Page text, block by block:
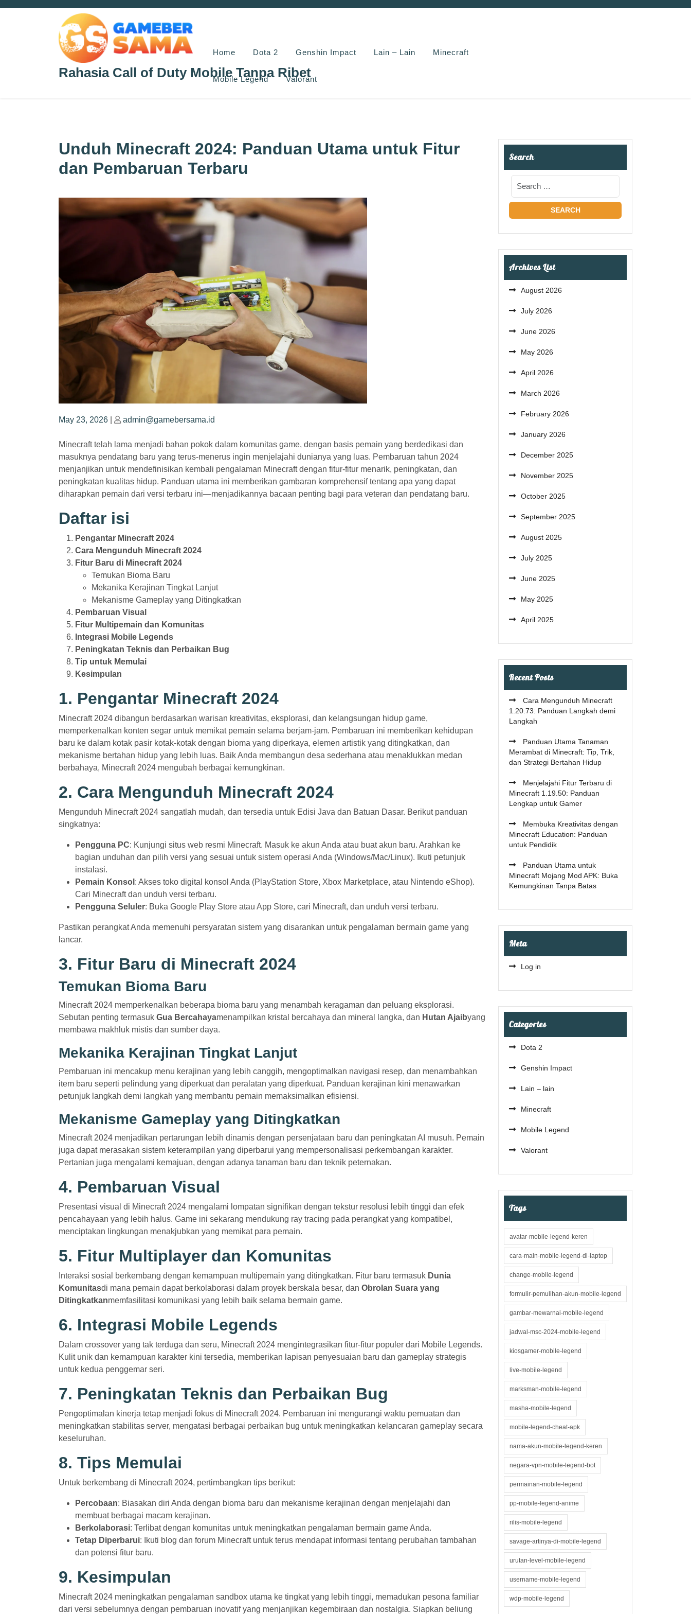
Rahasia Call of Duty Mobile Tanpa Ribet
Home Dota 2 Genshin Impact Lain – Lain Minecraft
Mobile Legend Valorant
Unduh Minecraft 2024: Panduan Utama untuk Fitur
dan Pembaruan Terbaru
Posted
May 23, 2026
Posted
admin@gamebersama.id
Minecraft telah lama menjadi bahan pokok dalam komunitas game, dengan basis pemain yang berdedikasi dan
masuknya pendatang baru yang terus-menerus ingin menjelajahi dunianya yang luas. Pembaruan tahun 2024
menjanjikan untuk mendefinisikan kembali pengalaman Minecraft dengan fitur-fitur menarik, peningkatan, dan
peningkatan kualitas hidup. Panduan utama ini memberikan gambaran komprehensif tentang apa yang dapat
diharapkan pemain dari versi terbaru ini—menjadikannya bacaan penting bagi para veteran dan pendatang baru.
Daftar isi
Pengantar Minecraft 2024
Cara Mengunduh Minecraft 2024
Fitur Baru di Minecraft 2024
Temukan Bioma Baru
Mekanika Kerajinan Tingkat Lanjut
Mekanisme Gameplay yang Ditingkatkan
Pembaruan Visual
Fitur Multipemain dan Komunitas
Integrasi Mobile Legends
Peningkatan Teknis dan Perbaikan Bug
Tip untuk Memulai
Kesimpulan
1. Pengantar Minecraft 2024
Minecraft 2024 dibangun berdasarkan warisan kreativitas, eksplorasi, dan kelangsungan hidup game,
memperkenalkan konten segar untuk memikat pemain selama berjam-jam. Pembaruan ini memberikan kehidupan
baru ke dalam kotak pasir kotak-kotak dengan bioma yang diperkaya, elemen artistik yang ditingkatkan, dan
mekanisme bertahan hidup yang lebih luas. Baik Anda membangun desa sederhana atau menaklukkan medan
berbahaya, Minecraft 2024 mengubah berbagai kemungkinan.
2. Cara Mengunduh Minecraft 2024
Mengunduh Minecraft 2024 sangatlah mudah, dan tersedia untuk Edisi Java dan Batuan Dasar. Berikut panduan
singkatnya:
Pengguna PC: Kunjungi situs web resmi Minecraft. Masuk ke akun Anda atau buat akun baru. Arahkan ke
bagian unduhan dan pilih versi yang sesuai untuk sistem operasi Anda (Windows/Mac/Linux). Ikuti petunjuk
instalasi.
Pemain Konsol : Akses toko digital konsol Anda (PlayStation Store, Xbox Marketplace, atau Nintendo eShop).
Cari Minecraft dan unduh versi terbaru.
Pengguna Seluler: Buka Google Play Store atau App Store, cari Minecraft, dan unduh versi terbaru.
Pastikan perangkat Anda memenuhi persyaratan sistem yang disarankan untuk pengalaman bermain game yang
lancar.
3. Fitur Baru di Minecraft 2024
Temukan Bioma Baru
Minecraft 2024 memperkenalkan beberapa bioma baru yang menambah keragaman dan peluang eksplorasi.
Sebutan penting termasuk Gua Bercahayamenampilkan kristal bercahaya dan mineral langka, dan Hutan Ajaibyang
membawa makhluk mistis dan sumber daya.
Mekanika Kerajinan Tingkat Lanjut
Pembaruan ini mencakup menu kerajinan yang lebih canggih, mengoptimalkan navigasi resep, dan menambahkan
item baru seperti pelindung yang diperkuat dan peralatan yang diperkuat. Panduan kerajinan kini menawarkan
petunjuk langkah demi langkah yang membantu pemain memaksimalkan efisiensi.
Mekanisme Gameplay yang Ditingkatkan
Minecraft 2024 menjadikan pertarungan lebih dinamis dengan persenjataan baru dan peningkatan AI musuh. Pemain
juga dapat merasakan sistem keterampilan yang diperbarui yang mempersonalisasi perkembangan karakter.
Pertanian juga mengalami kemajuan, dengan adanya tanaman baru dan teknik peternakan.
4. Pembaruan Visual
Presentasi visual di Minecraft 2024 mengalami lompatan signifikan dengan tekstur resolusi lebih tinggi dan efek
pencahayaan yang lebih halus. Game ini sekarang mendukung ray tracing pada perangkat yang kompatibel,
menciptakan lingkungan menakjubkan yang memikat para pemain.
5. Fitur Multiplayer dan Komunitas
Interaksi sosial berkembang dengan kemampuan multipemain yang ditingkatkan. Fitur baru termasuk Dunia
Komunitasdi mana pemain dapat berkolaborasi dalam proyek berskala besar, dan Obrolan Suara yang
Ditingkatkanmemfasilitasi komunikasi yang lebih baik selama bermain game.
6. Integrasi Mobile Legends
Dalam crossover yang tak terduga dan seru, Minecraft 2024 mengintegrasikan fitur-fitur populer dari Mobile Legends.
Kulit unik dan kemampuan karakter kini tersedia, memberikan lapisan penyesuaian baru dan gameplay strategis
untuk kedua penggemar seri.
7. Peningkatan Teknis dan Perbaikan Bug
Pengoptimalan kinerja tetap menjadi fokus di Minecraft 2024. Pembaruan ini mengurangi waktu pemuatan dan
meningkatkan stabilitas server, mengatasi berbagai perbaikan bug untuk meningkatkan kelancaran gameplay secara
keseluruhan.
8. Tips Memulai
Untuk berkembang di Minecraft 2024, pertimbangkan tips berikut:
Percobaan: Biasakan diri Anda dengan bioma baru dan mekanisme kerajinan dengan menjelajahi dan
membuat berbagai macam kerajinan.
Berkolaborasi: Terlibat dengan komunitas untuk meningkatkan pengalaman bermain game Anda.
Tetap Diperbarui: Ikuti blog dan forum Minecraft untuk terus mendapat informasi tentang perubahan tambahan
dan potensi fitur baru.
9. Kesimpulan
Minecraft 2024 meningkatkan pengalaman sandbox utama ke tingkat yang lebih tinggi, memadukan pesona familiar
dari versi sebelumnya dengan pembaruan inovatif yang menjanjikan kegembiraan dan nostalgia. Siapkan beliung
Search
Archives List
August 2026
July 2026
June 2026
May 2026
April 2026
March 2026
February 2026
January 2026
December 2025
November 2025
October 2025
September 2025
August 2025
July 2025
June 2025
May 2025
April 2025
Recent Posts
Cara Mengunduh Minecraft
1.20.73: Panduan Langkah demi
Langkah
Panduan Utama Tanaman
Merambat di Minecraft: Tip, Trik,
dan Strategi Bertahan Hidup
Menjelajahi Fitur Terbaru di
Minecraft 1.19.50: Panduan
Lengkap untuk Gamer
Membuka Kreativitas dengan
Minecraft Education: Panduan
untuk Pendidik
Panduan Utama untuk
Minecraft Mojang Mod APK: Buka
Kemungkinan Tanpa Batas
Meta
Log in
Categories
Dota 2
Genshin Impact
Lain – lain
Minecraft
Mobile Legend
Valorant
Tags
avatar-mobile-legend-keren
cara-main-mobile-legend-di-laptop
change-mobile-legend
formulir-pemulihan-akun-mobile-legend
gambar-mewarnai-mobile-legend
jadwal-msc-2024-mobile-legend
kiosgamer-mobile-legend
live-mobile-legend
marksman-mobile-legend
masha-mobile-legend
mobile-legend-cheat-apk
nama-akun-mobile-legend-keren
negara-vpn-mobile-legend-bot
permainan-mobile-legend
pp-mobile-legend-anime
rilis-mobile-legend
savage-artinya-di-mobile-legend
urutan-level-mobile-legend
username-mobile-legend
wdp-mobile-legend